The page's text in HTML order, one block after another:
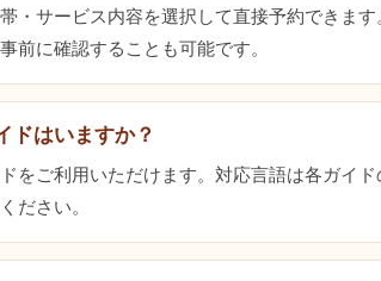
・サービス内容を選択して直接予約できま
前に確認することも可能です。
ドはいますか？
をご利用いただけます。対応言語は各ガイ
ださい。